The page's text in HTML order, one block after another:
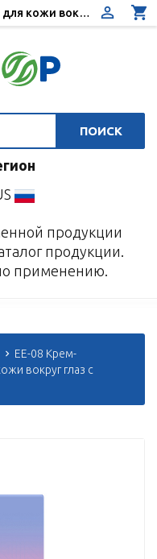
ПОИСК
продукции
продукции.
применению.
EE-08 Крем-
вокруг глаз с
Купить EE-08 крем-антистресс для кожи вокруг глаз с шалфеем и кофе EMILIA ESPERA 30 мл